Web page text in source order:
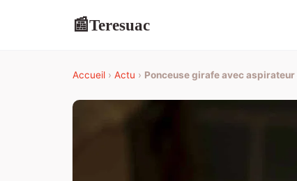
📰Teresuac
Accueil › Actu › Ponceuse girafe avec